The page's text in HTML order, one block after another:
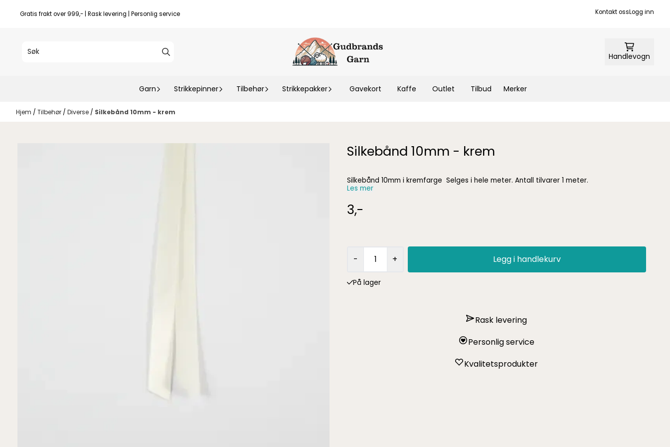
Hopp til innhold
Gratis frakt over 999,- | Rask levering | Personlig service Kontakt ossLogg inn
Handlevogn
Garn Strikkepinner Tilbehør Strikkepakker Gavekort Kaffe Outlet Tilbud Merker
Hjem / Tilbehør / Diverse / Silkebånd 10mm - krem
Silkebånd 10mm - krem
Silkebånd 10mm i kremfarge Selges i hele meter. Antall tilvarer 1 meter.
Les mer
3,-
- + Legg i handlekurv
På lager
Rask levering
Personlig service
Kvalitetsprodukter